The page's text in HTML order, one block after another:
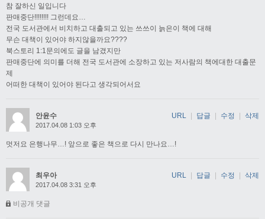
참 잘하신 일입니다
판매중단!!!!!!!! 그런데요…
전국 도서관에서 비치하고 대출되고 있는 쓰쓰이 늙은이 책에 대해
무슨 대책이 있어야 하지않을까요????
북스토리 1:1문의에도 글을 남겼지만
판매중단에 의미를 더해 전국 도서관에 소장하고 있는 저사람의 책에대한 대출문
제
어떠한 대책이 있어야 된다고 생각되어서요
안윤수
2017.04.08 1:03 오후
멋저요 은행나무…! 앞으로 좋은 책으로 다시 만나요…!
URL | 답글 | 수정 | 삭제
최우아
2017.04.08 3:31 오후
비공개 댓글
URL | 답글 | 수정 | 삭제